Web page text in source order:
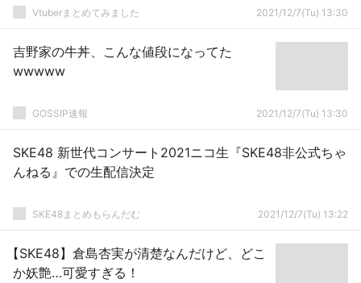
衰えたな
Vtuberまとめてみました 2021/12/7(Tu) 13:30
吉野家の牛丼、こんな値段になってた
wwwww
GOSSIP速報 2021/12/7(Tu) 13:30
SKE48 新世代コンサート2021ニコ生『SKE48非公式ちゃ
んねる』での生配信決定
SKE48まとめもらんだむ 2021/12/7(Tu) 13:22
【SKE48】倉島杏実が清楚なんだけど、どこ
か妖艶…可愛すぎる！